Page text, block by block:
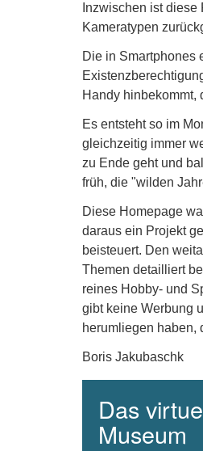
Inzwischen ist
Kameratypen
Die in Smartphones
Handy hinbekommt,
Es entsteht so im
gleichzeitig immer
zu Ende geht und
früh, die "wilden
Diese Homepage
daraus ein Projekt
beisteuert. Den
Themen detailliert
reines Hobby- und
gibt keine Werbung
herumliegen haben,
Boris Jakubaschk
Das
Museum